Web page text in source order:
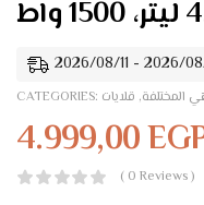
CATEGORIES: المختلفة, قلايات
4.999,00
( 0 Reviews )